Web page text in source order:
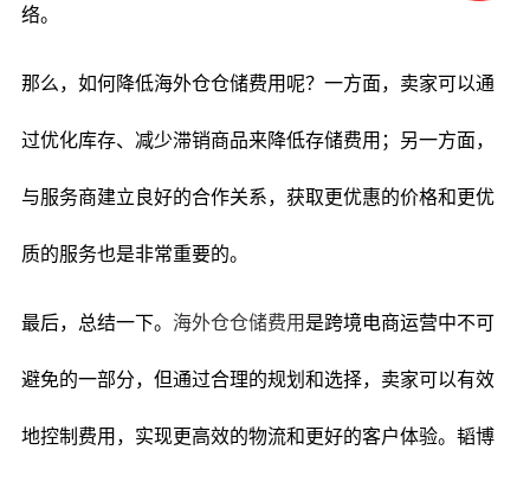
络。
那么，如何降低海外仓仓储费用呢？一方面，卖家可以通
过优化库存、减少滞销商品来降低存储费用；另一方面，
与服务商建立良好的合作关系，获取更优惠的价格和更优
质的服务也是非常重要的。
最后，总结一下。 海外仓仓储费用 是跨境电商运营中不可
避免的一部分，但通过合理的规划和选择，卖家可以有效
地控制费用，实现更高效的物流和更好的客户体验。韬博